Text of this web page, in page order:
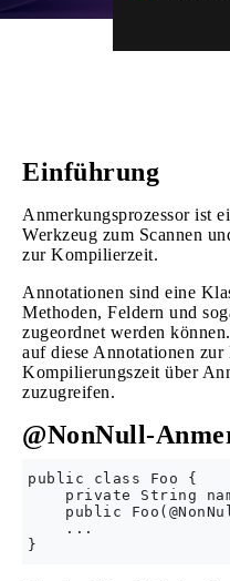
Einführung
Anmerkungsprozessor ist
Werkzeug zum Scannen
zur Kompilierzeit.
Annotationen sind eine
Methoden, Feldern und
zugeordnet werden
auf diese Annotationen
Kompilierungszeit über
zuzugreifen.
@NonNull-
public class Foo {
private String
public
    ...